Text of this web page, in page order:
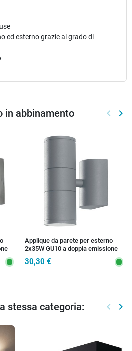
ed esterno grazie al grado di
in abbinamento keyboard_arrow_left keyboard_arrow_right
Applique da parete per esterno
2x35W GU10 a doppia emissione
30,30 €
stessa categoria: keyboard_arrow_left keyboard_arrow_right